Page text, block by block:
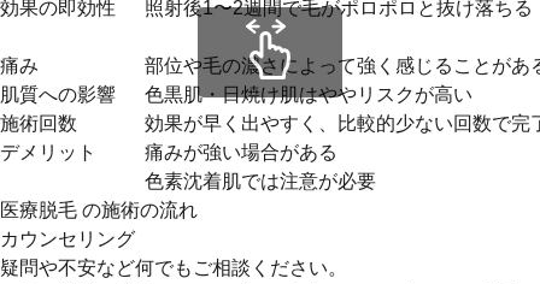
効果の即効性 照射後1〜2週間で毛がポロポロと抜け落ちる
痛み
部位や毛の濃さによって強く感じることがあ
肌質への影響
色黒肌・日焼け肌はややリスクが高い
施術回数
効果が早く出やすく、比較的少ない回数で完
デメリット
痛みが強い場合がある
色素沈着肌では注意が必要
医療脱毛 の施術の流れ
カウンセリング
疑問や不安など何でもご相談ください。